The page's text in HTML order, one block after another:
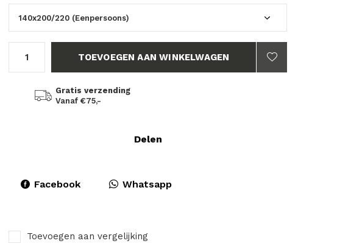
TOEVOEGEN AAN WINKELWAGEN
Gratis verzending
Vanaf €75,-
Delen
Facebook Whatsapp
Toevoegen aan vergelijking